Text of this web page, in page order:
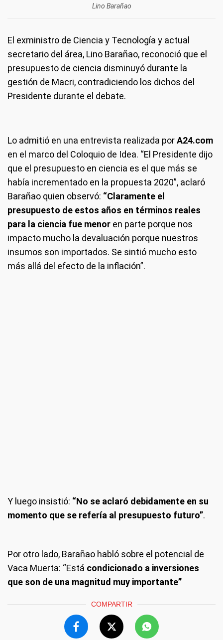
Lino Barañao
El exministro de Ciencia y Tecnología y actual
secretario del área, Lino Barañao, reconoció que el
presupuesto de ciencia disminuyó durante la
gestión de Macri, contradiciendo los dichos del
Presidente durante el debate.
Lo admitió en una entrevista realizada porA24.com
en el marco del Coloquio de Idea. “El Presidente dijo
que el presupuesto en ciencia es el que más se
había incrementado en la propuesta 2020”, aclaró
Barañao quien observó: “Claramente el
presupuesto de estos años en términos reales
para la ciencia fue menor en parte porque nos
impacto mucho la devaluación porque nuestros
insumos son importados. Se sintió mucho esto
más allá del efecto de la inflación”.
Y luego insistió: “No se aclaró debidamente en su
momento que se refería al presupuesto futuro”.
Por otro lado, Barañao habló sobre el potencial de
Vaca Muerta: “Está condicionado a inversiones
que son de una magnitud muy importante”
COMPARTIR